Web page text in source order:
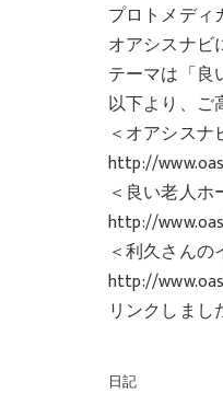
プロトメディ
オアシスナビ
テーマは「良
以下より、ご
＜オアシスナ
http://
＜良い老人
http://
＜利久さんの
http://
リンクしまし
日記